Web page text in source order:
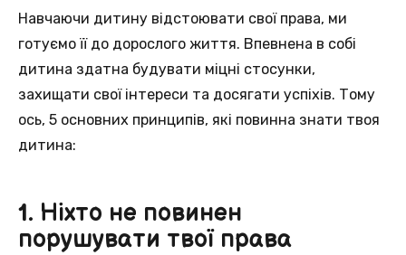
Навчаючи дитину відстоювати свої права, ми
готуємо її до дорослого життя. Впевнена в собі
дитина здатна будувати міцні стосунки,
захищати свої інтереси та досягати успіхів. Тому
ось, 5 основних принципів, які повинна знати твоя
дитина:
1. Ніхто не повинен
порушувати твої права